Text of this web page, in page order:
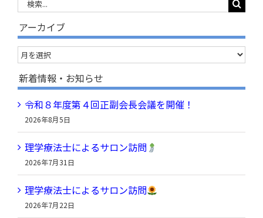
…
アーカイブ
ア
ー
カ
イ
ブ
新着情報・お知らせ
令和８年度第４回正副会長会議を開催！
2026年8月5日
理学療法士によるサロン訪問
2026年7月31日
理学療法士によるサロン訪問
2026年7月22日